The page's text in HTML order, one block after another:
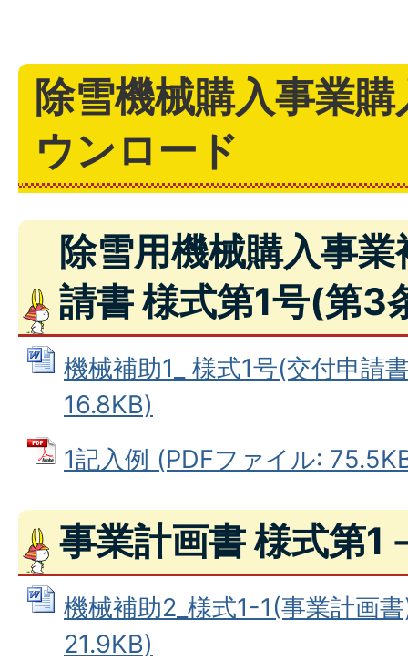
除雪機械購入事業
ウンロード
除雪用機械購入事
請書 様式第1号(第3
機械補助1_ 様式1号(交付申請
16.8KB)
1記入例 (PDFファイル:
事業計画書 様式第1
機械補助2_様式1-1(事業計画
21.9KB)